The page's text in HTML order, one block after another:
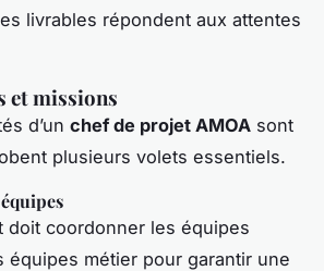
livrables répondent aux attentes
et missions
d’un chef de projet AMOA sont
plusieurs volets essentiels.
doit coordonner les équipes
équipes métier pour garantir une